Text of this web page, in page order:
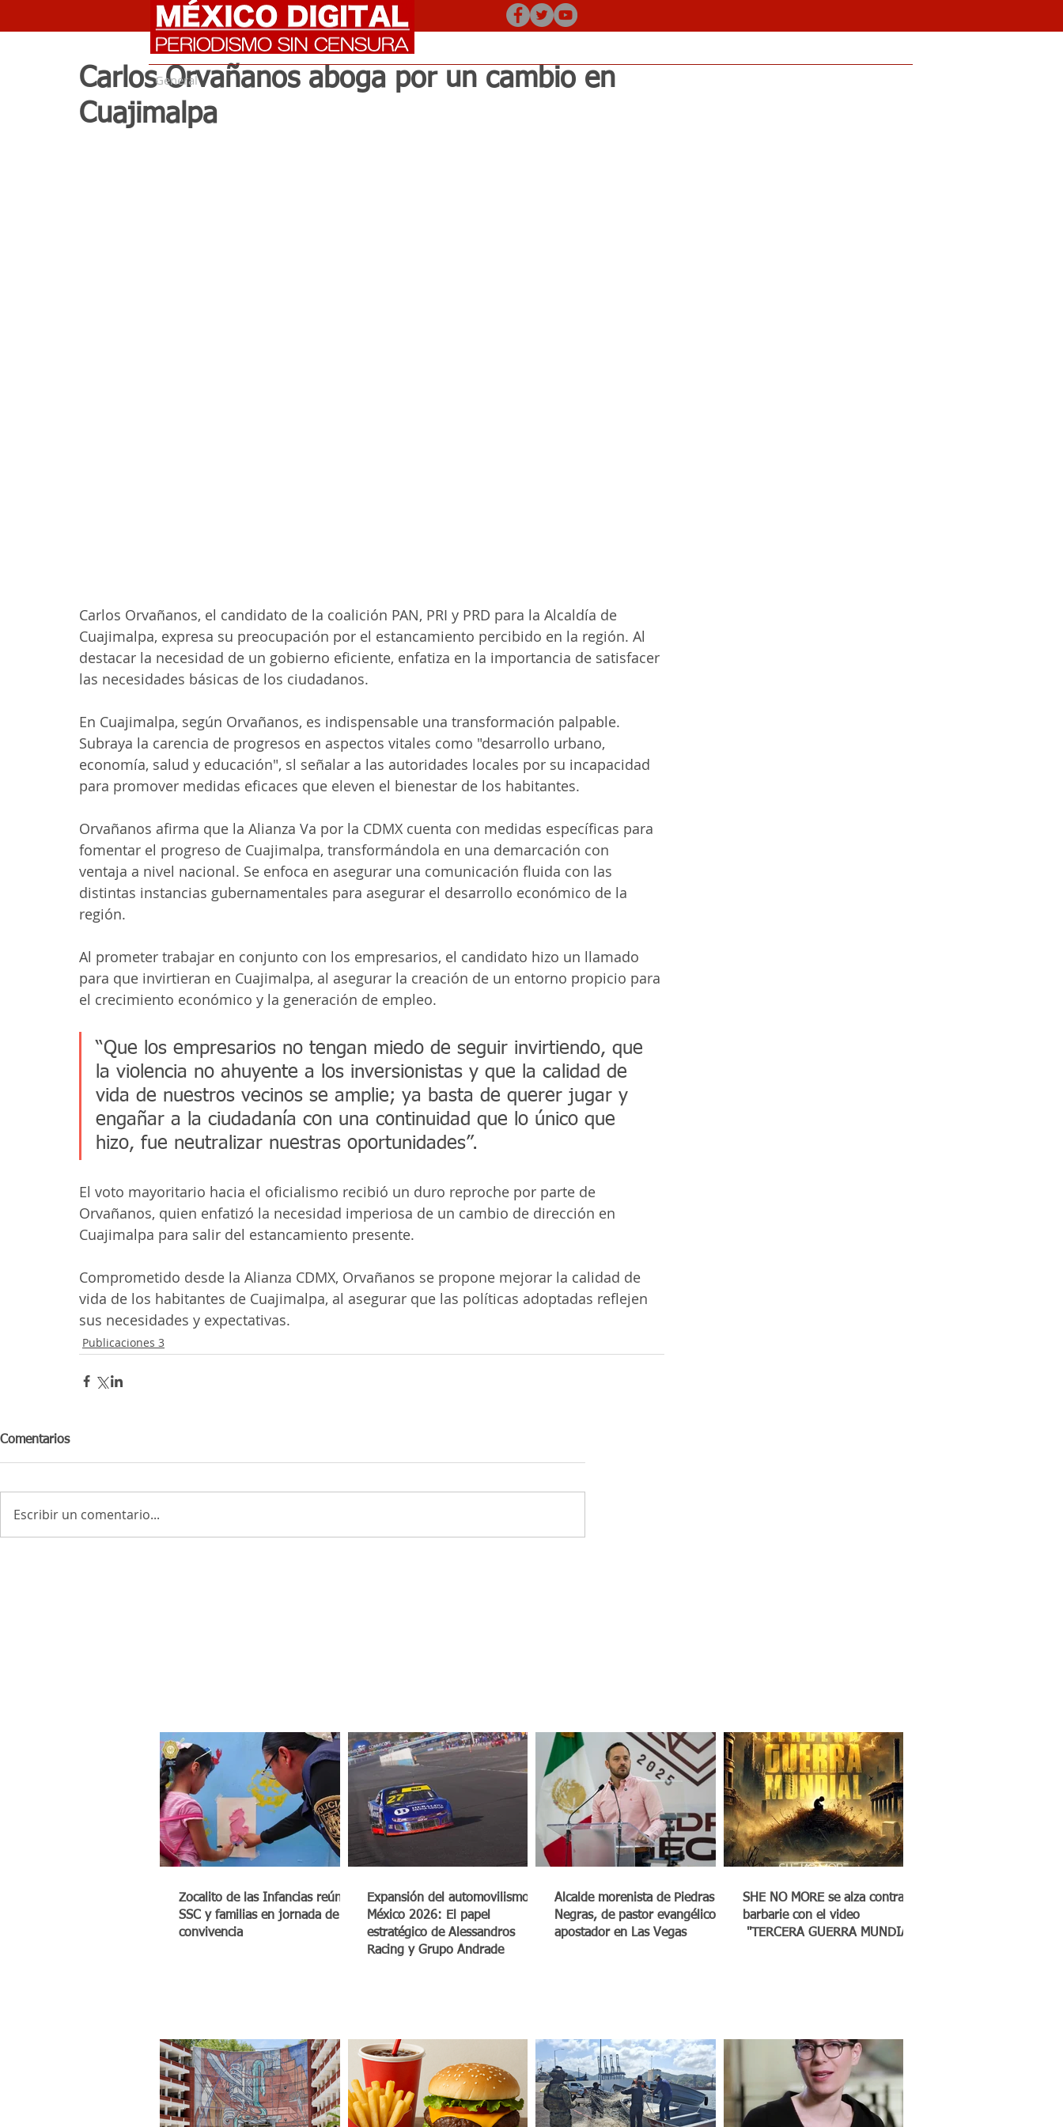
General
Carlos Orvañanos aboga por un cambio en
Cuajimalpa
Carlos Orvañanos, el candidato de la coalición PAN, PRI y PRD para la Alcaldía de
Cuajimalpa, expresa su preocupación por el estancamiento percibido en la región. Al
destacar la necesidad de un gobierno eficiente, enfatiza en la importancia de satisfacer
las necesidades básicas de los ciudadanos.
En Cuajimalpa, según Orvañanos, es indispensable una transformación palpable.
Subraya la carencia de progresos en aspectos vitales como "desarrollo urbano,
economía, salud y educación", sl señalar a las autoridades locales por su incapacidad
para promover medidas eficaces que eleven el bienestar de los habitantes.
Orvañanos afirma que la Alianza Va por la CDMX cuenta con medidas específicas para
fomentar el progreso de Cuajimalpa, transformándola en una demarcación con
ventaja a nivel nacional. Se enfoca en asegurar una comunicación fluida con las
distintas instancias gubernamentales para asegurar el desarrollo económico de la
región.
Al prometer trabajar en conjunto con los empresarios, el candidato hizo un llamado
para que invirtieran en Cuajimalpa, al asegurar la creación de un entorno propicio para
el crecimiento económico y la generación de empleo.
“Que los empresarios no tengan miedo de seguir invirtiendo, que
la violencia no ahuyente a los inversionistas y que la calidad de
vida de nuestros vecinos se amplie; ya basta de querer jugar y
engañar a la ciudadanía con una continuidad que lo único que
hizo, fue neutralizar nuestras oportunidades”.
El voto mayoritario hacia el oficialismo recibió un duro reproche por parte de
Orvañanos, quien enfatizó la necesidad imperiosa de un cambio de dirección en
Cuajimalpa para salir del estancamiento presente.
Comprometido desde la Alianza CDMX, Orvañanos se propone mejorar la calidad de
vida de los habitantes de Cuajimalpa, al asegurar que las políticas adoptadas reflejen
sus necesidades y expectativas.
Publicaciones 3
Comentarios
Escribir un comentario...
Zocalito de las Infancias reúne a
SSC y familias en jornada de
convivencia
Expansión del automovilismo en
México 2026: El papel
estratégico de Alessandros
Racing y Grupo Andrade
Alcalde morenista de Piedras
Negras, de pastor evangélico a
apostador en Las Vegas
SHE NO MORE se alza contra la
barbarie con el video
"TERCERA GUERRA MUNDIAL"